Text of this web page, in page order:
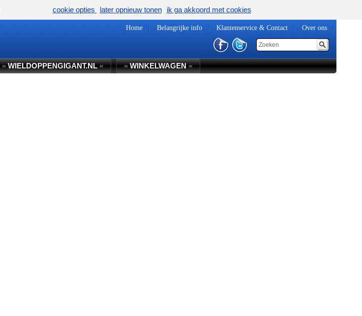
Home Belangrijke info Klantenservice & Contact Over ons
»WIELDOPPENGIGANT.NL« »WINKELWAGEN«
cookie opties later opnieuw tonen ik ga akkoord met cookies